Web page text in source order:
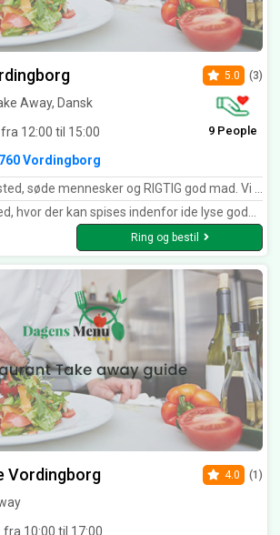
Away, Dansk
12:00 til 15:00
5.0 (3)
9 People
Vordingborg
var forbi og spise frokost da vores datter blev 18 år. Vi kommer helt sikkert igen og anbefales herfra med masser af stjerner. ⭐️⭐️⭐️⭐️⭐️⭐️⭐️⭐️⭐️⭐️⭐️⭐️⭐️
i de varme måneder medskøn udsigt over vandet. Maden er vidunderlig, vel tillavet, smukt arrangeret og nydelse at spise. Betjeningen perfekt. Et sted man gerne kommer alene og med sine gæster.
Ring og bestil
Vordingborg
10:00 til 17:00
4.0 (1)